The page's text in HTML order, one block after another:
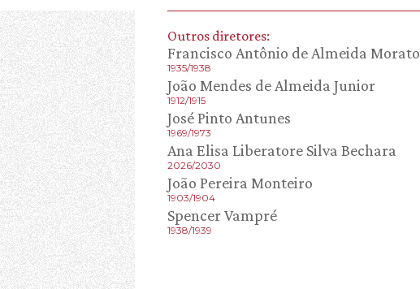
Outros diretores:
Francisco Antônio de Almeida Morato
1935/1938
João Mendes de Almeida Junior
1912/1915
José Pinto Antunes
1969/1973
Ana Elisa Liberatore Silva Bechara
2026/2030
João Pereira Monteiro
1903/1904
Spencer Vampré
1938/1939